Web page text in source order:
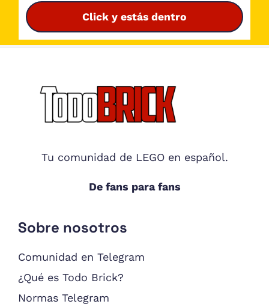
Click y estás dentro
Footer
Tu comunidad de LEGO en español.
De fans para fans
Sobre nosotros
Comunidad en Telegram
¿Qué es Todo Brick?
Normas Telegram